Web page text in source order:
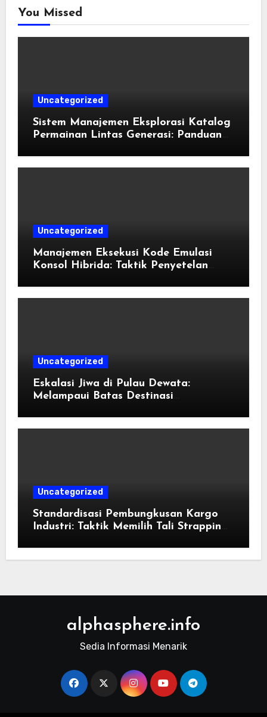
You Missed
Uncategorized
Sistem Manajemen Eksplorasi Katalog
Permainan Lintas Generasi: Panduan
Emulasi
Uncategorized
Manajemen Eksekusi Kode Emulasi
Konsol Hibrida: Taktik Penyetelan
Uncategorized
Eskalasi Jiwa di Pulau Dewata:
Melampaui Batas Destinasi
Uncategorized
Standardisasi Pembungkusan Kargo
Industri: Taktik Memilih Tali Strapping
alphasphere.info
Sedia Informasi Menarik